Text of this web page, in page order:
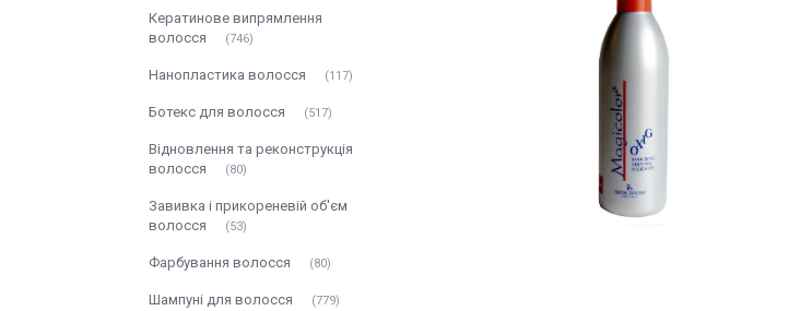
Кератинове випрямлення
волосся
746
Нанопластика волосся 117
Ботекс для волосся 517
Відновлення та реконструкція
волосся
80
Завивка і прикореневій об'єм
волосся
53
Фарбування волосся 80
Шампуні для волосся 779